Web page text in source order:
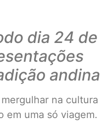
dia 24 de
andina
na cultura
em uma só viagem.